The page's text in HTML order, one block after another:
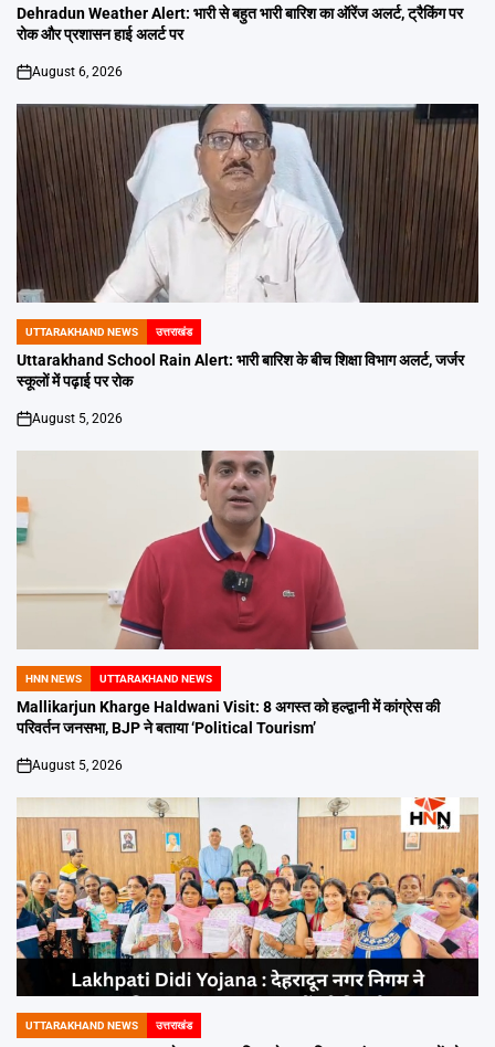
IN
Dehradun Weather Alert: भारी से बहुत भारी बारिश का ऑरेंज अलर्ट, ट्रैकिंग पर
रोक और प्रशासन हाई अलर्ट पर
on
August 6, 2026
POSTED
IN
UTTARAKHAND NEWS उत्तराखंड
Uttarakhand School Rain Alert: भारी बारिश के बीच शिक्षा विभाग अलर्ट, जर्जर
स्कूलों में पढ़ाई पर रोक
on
August 5, 2026
POSTED
IN
HNN NEWS UTTARAKHAND NEWS
Mallikarjun Kharge Haldwani Visit: 8 अगस्त को हल्द्वानी में कांग्रेस की
परिवर्तन जनसभा, BJP ने बताया ‘Political Tourism’
on
August 5, 2026
POSTED
UTTARAKHAND NEWS उत्तराखंड